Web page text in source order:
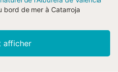
bord de mer à Catarroja
afficher